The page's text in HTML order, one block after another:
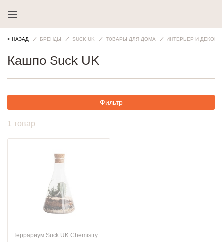
< НАЗАД БРЕНДЫ SUCK UK ТОВАРЫ ДЛЯ ДОМА ИНТЕРЬЕР И ДЕКОР
Кашпо Suck UK
Фильтр
1 товар
Террариум Suck UK Chemistry